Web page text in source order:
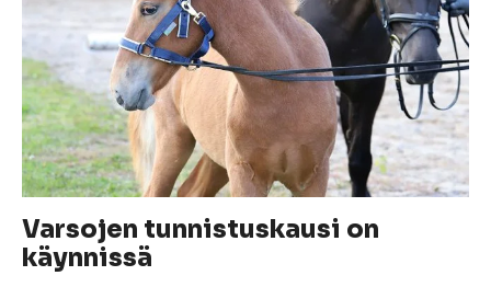
Varsojen tunnistuskausi on
käynnissä